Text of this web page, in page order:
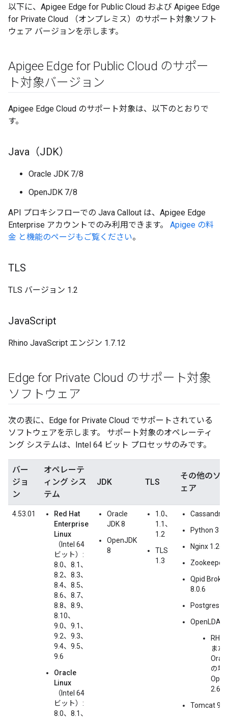
以下に、Apigee Edge for Public Cloud および Apigee Edge
for Private Cloud （オンプレミス）のサポート対象ソフト
ウェア バージョンを示します。
Apigee Edge for Public Cloud のサポー
ト対象バージョン
Apigee Edge Cloud のサポート対象は、以下のとおりで
す。
Java（JDK）
Oracle JDK 7/8
OpenJDK 7/8
API プロキシフローでの Java Callout は、Apigee Edge
Enterprise アカウントでのみ利用できます。 Apigee の料
金 と機能のページもご覧ください。
TLS
TLS バージョン 1.2
JavaScript
Rhino JavaScript エンジン 1.7.12
Edge for Private Cloud のサポート対象
ソフトウェア
次の表に、Edge for Private Cloud でサポートされている
ソフトウェアを示します。 サポート対象のオペレーティ
ング システムは、Intel 64 ビット プロセッサのみです。
バー
ジョ
ン
オペレーテ
ィング シス
テム
JDK TLS
その他のソ
ェア
4.53.01
Red Hat
Enterprise
Linux
（Intel 64
ビット）:
8.0、8.1、
8.2、8.3、
8.4、8.5、
8.6、8.7、
8.8、8.9、
8.10、
9.0、9.1、
9.2、9.3、
9.4、9.5、
9.6
Oracle
Linux
（Intel 64
ビット）:
8.0、8.1、
Oracle
JDK 8
OpenJDK
8
1.0、
1.1、
1.2
TLS
1.3
Cassandra
Python 3
Nginx
Zookeeper
Qpid
8.0.6
Postgres
OpenLDAP
また
の場
2.6
Tomcat